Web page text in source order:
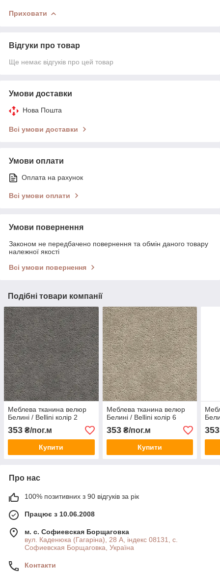
Приховати
Відгуки про товар
Ще немає відгуків про цей товар
Умови доставки
Нова Пошта
Всі умови доставки
Умови оплати
Оплата на рахунок
Всі умови оплати
Умови повернення
Законом не передбачено повернення та обмін даного товару
належної якості
Всі умови повернення
Подібні товари компанії
Меблева тканина велюр
Белині / Bellini колір 2
353 ₴/пог.м
Купити
Меблева тканина велюр
Белині / Bellini колір 6
353₴/пог.м
Купити
353
Про нас
100% позитивних з 90 відгуків за рік
Працює з 10.06.2008
м. с. Софиевская Борщаговка
вул. Каденюка (Гагаріна), 28 А, індекс 08131, с.
Софиевская Борщаговка, Україна
Контакти